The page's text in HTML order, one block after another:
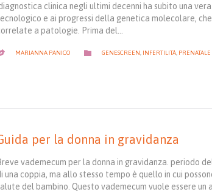
clinica negli ultimi decenni ha subito una
e ai progressi della genetica molecolare,
a patologie. Prima del…
MARIANNA PANICO  CATEGORY
GENESCREEN INFERTILITÀ PRENATALE
per la donna in gravidanza
vademecum per la donna in gravidanza. periodo
una coppia, ma allo stesso tempo è quello in cui
del bambino. Questo vademecum vuole essere